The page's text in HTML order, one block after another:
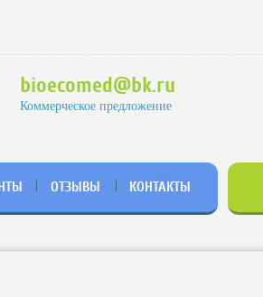
bioecomed@bk.ru
Коммерческое предложение
ОТЗЫВЫ КОНТАКТЫ